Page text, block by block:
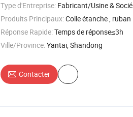
Type d'Entreprise: Fabricant/Usine & Société Commerciale
Produits Principaux:Colle étanche , ruban étanche , maison conteneur , tracteur , kart
Réponse Rapide:Temps de réponse≤3h
Ville/Province:Yantai, Shandong
Contacter